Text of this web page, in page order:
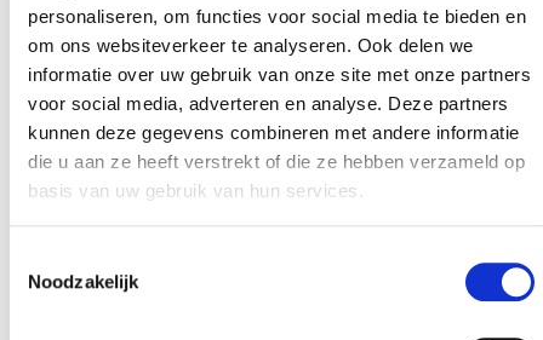
personaliseren, om functies voor social media te bieden en
om ons websiteverkeer te analyseren. Ook delen we
informatie over uw gebruik van onze site met onze partners
voor social media, adverteren en analyse. Deze partners
kunnen deze gegevens combineren met andere informatie
die u aan ze heeft verstrekt of die ze hebben verzameld op
basis van uw gebruik van hun services.
Noodzakelijk
TELEFOONNR*
ADRESSE E-MAIL*